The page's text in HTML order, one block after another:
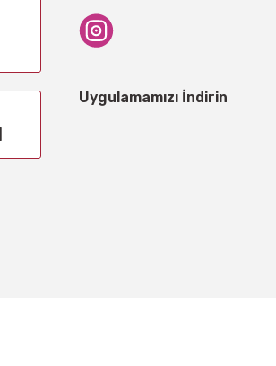
Uygulamamızı İndirin